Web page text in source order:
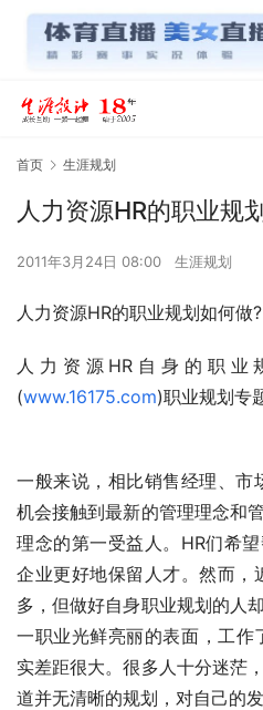
首页 生涯规划
人力资源HR的职业规
2011年3月24日 08:00 生涯规划
人力资源HR的职业规划如何做?
人力资源HR自身的职业
(www.16175.com)职业规划专
一般来说，相比销售经理、市
机会接触到最新的管理理念和
理念的第一受益人。HR们希
企业更好地保留人才。然而，
多，但做好自身职业规划的人
一职业光鲜亮丽的表面，工
实差距很大。很多人十分迷茫
道并无清晰的规划，对自己的